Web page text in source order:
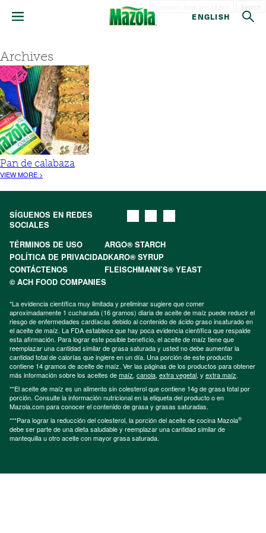
ENGLISH
Archives
Pan de calabaza
VIEW MORE >
SÍGUENOS EN REDES
SOCIALES
TÉRMINOS DE USO
ARGO® STARCH
POLÍTICA DE PRIVACIDADKARO® SYRUP
CONTÁCTENOS
FLEISCHMANN’S® YEAST
© ACH FOOD COMPANIES
*La evidencia científica muy limitada y preliminar sugiere que comer
aproximadamente 1 cucharada (16 gramos) diaria de aceite de maíz puede reducir el
riesgo de enfermedades cardíacas debido al contenido de ácido graso insaturado en
el aceite de maíz. La FDA establece que hay poca evidencia científica que respalde
esta afirmación. Para lograr este posible beneficio, el aceite de maíz tiene que
reemplazar una cantidad similar de grasa saturada y usted no debe aumentar la
cantidad total de calorías que ingiere en un día. Una porción de este producto
contiene 14 gramos de aceite de maíz. Ver las páginas de los productos para obtener
más información sobre los aceites demaíz, canola, extra vegetal, y extra maíz.
**El aceite de maíz es un alimento sin colesterol que contiene 14g de grasa total por
porción. Consulte la información nutricional en la etiqueta del producto o en
Mazola.com para conocer el contenido de grasa y grasas saturadas.
***Para lograr la reducción del colesterol, la porción del aceite de cocina Mazola®
debe ser parte de una dieta saludable y reemplazar una cantidad similar de
mantequilla u otro aceite con mayor grasa saturada.